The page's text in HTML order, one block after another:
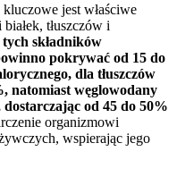
jest właściwe
tłuszczów i
składników
pokrywać od 15 do
dla tłuszczów
natomiast węglowodany
od 45 do 50%
organizmowi
wspierając jego